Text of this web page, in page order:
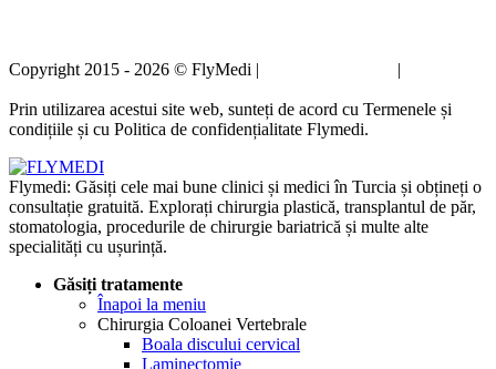
Copyright 2015 - 2026 © FlyMedi | |
Prin utilizarea acestui site web, sunteți de acord cu Termenele și
condițiile și cu Politica de confidențialitate Flymedi.
Flymedi: Găsiți cele mai bune clinici și medici în Turcia și obțineți o
consultație gratuită. Explorați chirurgia plastică, transplantul de păr,
stomatologia, procedurile de chirurgie bariatrică și multe alte
specialități cu ușurință.
Găsiți tratamente
Înapoi la meniu
Chirurgia Coloanei Vertebrale
Boala discului cervical
Laminectomie